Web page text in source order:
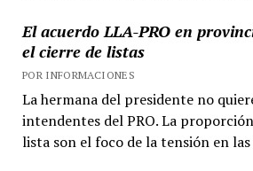
El acuerdo LLA-PRO en
el cierre de listas
POR INFORMACIONES
La hermana del presidente no
intendentes del PRO. La
lista son el foco de la tensión en